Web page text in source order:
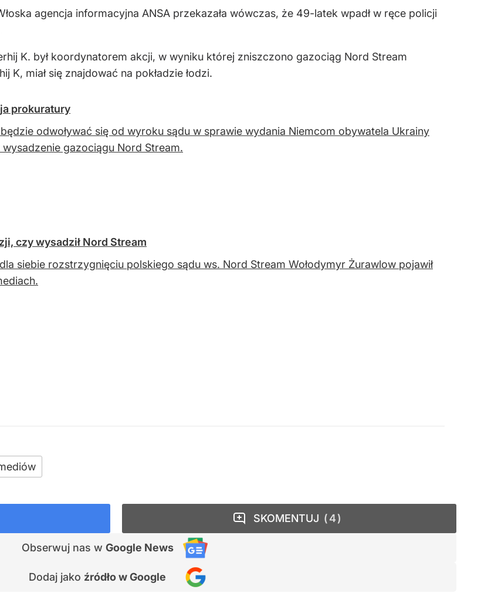
agencja informacyjna ANSA przekazała wówczas, że 49-latek wpadł w ręce policji
K. był koordynatorem akcji, w wyniku której zniszczono gazociąg Nord Stream
K, miał się znajdować na pokładzie łodzi.
prokuratury
odwoływać się od wyroku sądu w sprawie wydania Niemcom obywatela Ukrainy
gazociągu Nord Stream.
czy wysadził Nord Stream
siebie rozstrzygnięciu polskiego sądu ws. Nord Stream Wołodymyr Żurawlow pojawił
Obserwuj nas w Google News
Dodaj jako źródło w Google
SKOMENTUJ 4